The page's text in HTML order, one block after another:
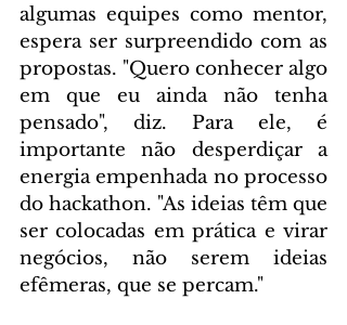
algumas equipes como mentor,
espera ser surpreendido com as
propostas. "Quero conhecer algo
em que eu ainda não tenha
pensado", diz. Para ele, é
importante não desperdiçar a
energia empenhada no processo
do hackathon. "As ideias têm que
ser colocadas em prática e virar
negócios, não serem ideias
efêmeras, que se percam."